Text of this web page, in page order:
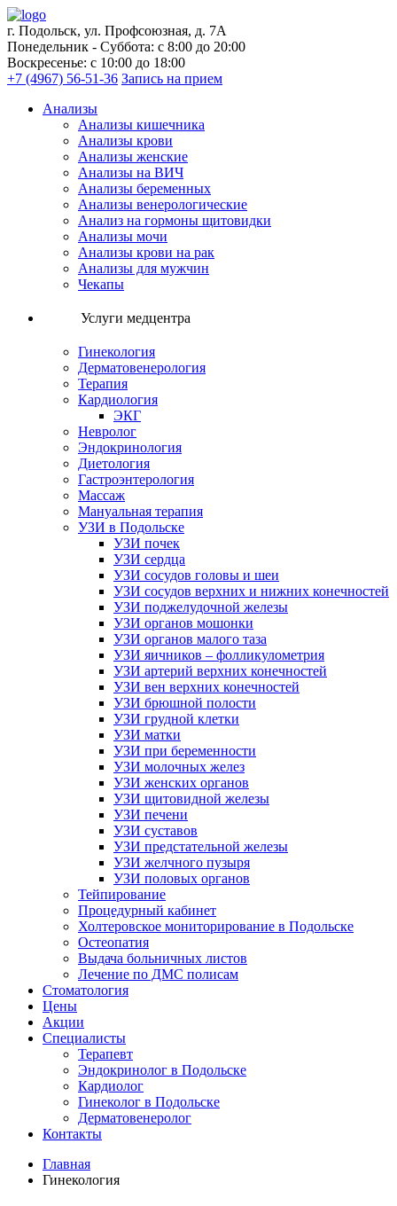
г. Подольск, ул. Профсоюзная, д. 7А
Понедельник - Суббота: с 8:00 до 20:00
Воскресенье: с 10:00 до 18:00
+7 (4967) 56-51-36 Запись на прием
Анализы
Анализы кишечника
Анализы крови
Анализы женские
Анализы на ВИЧ
Анализы беременных
Анализы венерологические
Анализ на гормоны щитовидки
Анализы мочи
Анализы крови на рак
Анализы для мужчин
Чекапы
Услуги медцентра
Гинекология
Дерматовенерология
Терапия
Кардиология
ЭКГ
Невролог
Эндокринология
Диетология
Гастроэнтерология
Массаж
Мануальная терапия
УЗИ в Подольске
УЗИ почек
УЗИ сердца
УЗИ сосудов головы и шеи
УЗИ сосудов верхних и нижних конечностей
УЗИ поджелудочной железы
УЗИ органов мошонки
УЗИ органов малого таза
УЗИ яичников – фолликулометрия
УЗИ артерий верхних конечностей
УЗИ вен верхних конечностей
УЗИ брюшной полости
УЗИ грудной клетки
УЗИ матки
УЗИ при беременности
УЗИ молочных желез
УЗИ женских органов
УЗИ щитовидной железы
УЗИ печени
УЗИ суставов
УЗИ предстательной железы
УЗИ желчного пузыря
УЗИ половых органов
Тейпирование
Процедурный кабинет
Холтеровское мониторирование в Подольске
Остеопатия
Выдача больничных листов
Лечение по ДМС полисам
Стоматология
Цены
Акции
Специалисты
Терапевт
Эндокринолог в Подольске
Кардиолог
Гинеколог в Подольске
Дерматовенеролог
Контакты
Главная
Гинекология